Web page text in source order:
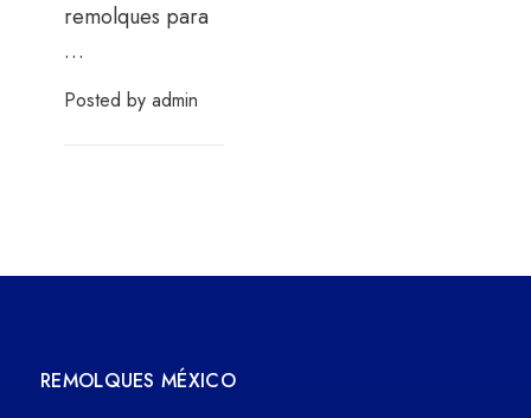
remolques para
…
Posted by admin
REMOLQUES MÉXICO